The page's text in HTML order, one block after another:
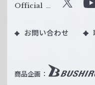
W
ß
商品企画：
Official X
お問い合わせ